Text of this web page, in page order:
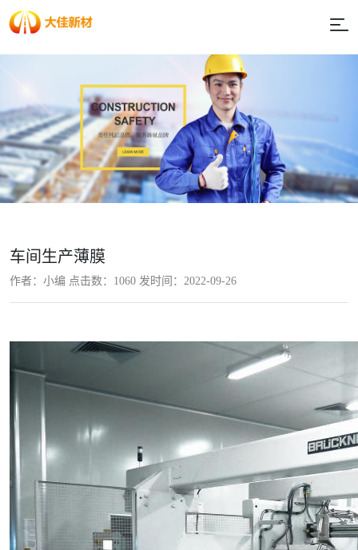
车间生产薄膜
作者：小编 点击数： 1060 发时间：2022-09-26